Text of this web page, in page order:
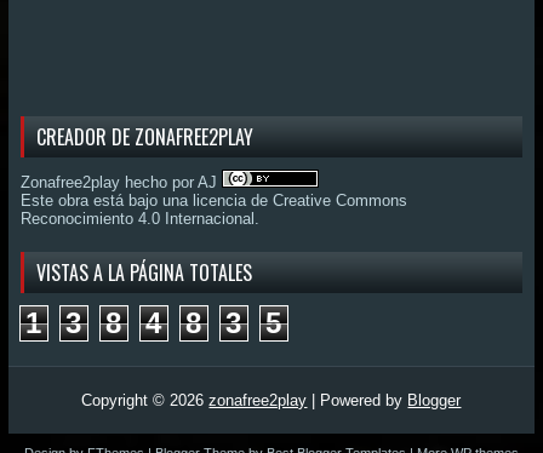
CREADOR DE ZONAFREE2PLAY
Zonafree2play hecho por AJ
Este obra está bajo una licencia de Creative Commons
Reconocimiento 4.0 Internacional .
VISTAS A LA PÁGINA TOTALES
1 3 8 4 8 3 5
Copyright ©2026zonafree2play | Powered by Blogger